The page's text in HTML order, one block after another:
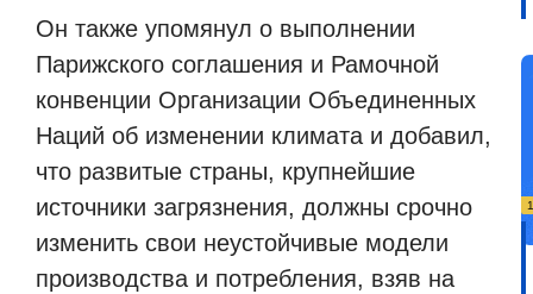
Он также упомянул о выполнении
Парижского соглашения и Рамочной
конвенции Организации Объединенных
Наций об изменении климата и добавил,
что развитые страны, крупнейшие
источники загрязнения, должны срочно
изменить свои неустойчивые модели
производства и потребления, взяв на